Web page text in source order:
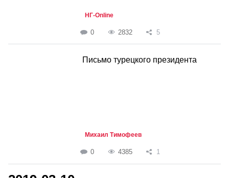
НГ-Online
0 2832 5
Письмо турецкого президента
Михаил Тимофеев
0 4385 1